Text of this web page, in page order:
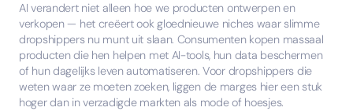
AI verandert niet alleen hoe we producten ontwerpen en
verkopen — het creëert ook gloednieuwe niches waar slimme
dropshippers nu munt uit slaan. Consumenten kopen massaal
producten die hen helpen met AI-tools, hun data beschermen
of hun dagelijks leven automatiseren. Voor dropshippers die
weten waar ze moeten zoeken, liggen de marges hier een stuk
hoger dan in verzadigde markten als mode of hoesjes.